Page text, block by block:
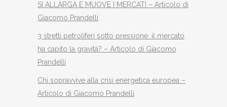
SI ALLARGA E MUOVE I MERCATI – Articolo di
Giacomo Prandelli
3 stretti petroliferi sotto pressione: il mercato
ha capito la gravità? – Articolo di Giacomo
Prandelli
Chi sopravvive alla crisi energetica europea –
Articolo di Giacomo Prandelli